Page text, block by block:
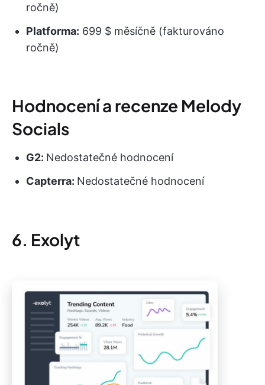
ročně)
Platforma: 699 $ měsíčně (fakturováno
ročně)
Hodnocení a recenze Melody
Socials
G2: Nedostatečné hodnocení
Capterra: Nedostatečné hodnocení
6. Exolyt